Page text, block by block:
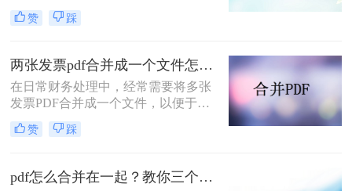
文档管理和分享。然而，当需要整合
多个PDF文件时，找到一种简单且有
何合并pdf文件到一个pdf呢？本文将
介绍三种不同的方法来帮助您轻松地
将多个PDF文件合并成一个PDF文
件。
赞 踩
两张发票pdf合并成一个文件怎么弄？掌握这3种方法轻松合并！
在日常财务处理中，经常需要将多张
发票PDF合并成一个文件，以便于归
档、分享或打印。那么两张发票pdf合
并成一个文件怎么弄呢？本文将介绍
的方法。
赞 踩
pdf怎么合并在一起？教你三个好用办法！